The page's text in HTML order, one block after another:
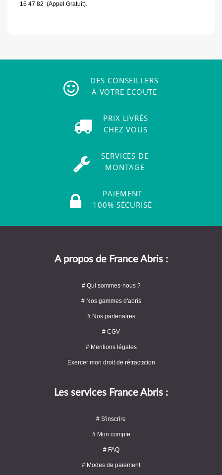
16 47 82 (Appel Gratuit).
DES CONSEILLERS
À VOTRE ÉCOUTE
PRIX LIVRÉS
CHEZ VOUS
SERVICES DE
MONTAGE
PAIEMENT
100% SÉCURISÉ
A propos de France Abris :
# Qui sommes-nous ?
# Nos gammes d'abris
# Nos partenaires
# CGV
# Mentions légales
Exercer mon droit de rétractation
Les services France Abris :
# S'inscrire
# Mon compte
# FAQ
# Modes de paiement